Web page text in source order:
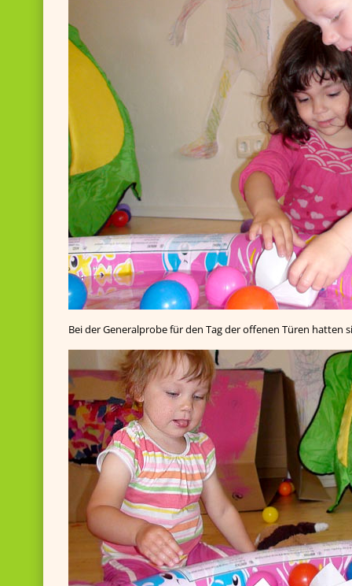
Bei der Generalprobe für den Tag der offenen Türen hatten